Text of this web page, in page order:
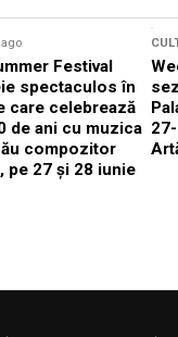
Festival
spectaculos în
care celebrează
de ani cu muzica
compozitor
pe 27 și 28 iunie